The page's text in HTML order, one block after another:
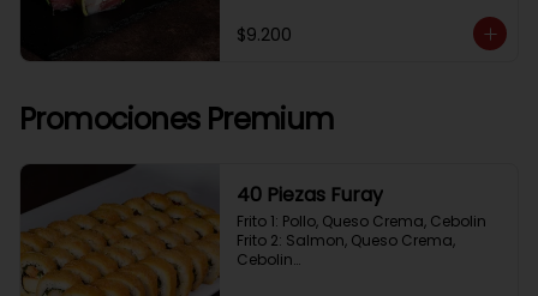
$9.200
Promociones Premium
40 Piezas Furay
Frito 1: Pollo, Queso Crema, Cebolin
Frito 2: Salmon, Queso Crema,
Cebolin